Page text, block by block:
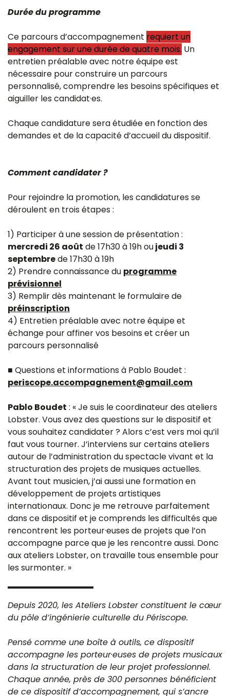
Durée du programme
Ce parcours d’accompagnement requiert un
engagement sur une durée de quatre mois. Un
entretien préalable avec notre équipe est
nécessaire pour construire un parcours
personnalisé, comprendre les besoins spécifiques et
aiguiller les candidat·es.
Chaque candidature sera étudiée en fonction des
demandes et de la capacité d’accueil du dispositif.
Comment candidater ?
Pour rejoindre la promotion, les candidatures se
déroulent en trois étapes :
1) Participer à une session de présentation :
mercredi 26 août de 17h30 à 19h oujeudi 3
septembrede 17h30 à 19h
2) Prendre connaissance du programme
prévisionnel
3) Remplir dès maintenant le formulaire de
préinscription
4) Entretien préalable avec notre équipe et
échange pour affiner vos besoins et créer un
parcours personnalisé
■ Questions et informations à Pablo Boudet :
periscope.accompagnement@gmail.com
Pablo Boudet : « Je suis le coordinateur des ateliers
Lobster. Vous avez des questions sur le dispositif et
vous souhaitez candidater ? Alors c’est vers moi qu’il
faut vous tourner. J’interviens sur certains ateliers
autour de l’administration du spectacle vivant et la
structuration des projets de musiques actuelles.
Avant tout musicien, j’ai aussi une formation en
développement de projets artistiques
internationaux. Donc je me retrouve parfaitement
dans ce dispositif et je comprends les difficultés que
rencontrent les porteur·euses de projets que l’on
accompagne parce que je les rencontre aussi. Donc
aux ateliers Lobster, on travaille tous ensemble pour
les surmonter. »
Depuis 2020, les Ateliers Lobster constituent le cœur
du pôle d’ingénierie culturelle du Périscope.
Pensé comme une boîte à outils, ce dispositif
accompagne les porteur·euses de projets musicaux
dans la structuration de leur projet professionnel.
Chaque année, près de 300 personnes bénéficient
de ce dispositif d’accompagnement, qui s’ancre